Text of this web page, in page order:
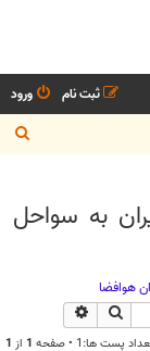
ورود
ثبت نام
س
به سواحل
هوافضا
جستجو
پست ها:1 • صفحه 1 از 1